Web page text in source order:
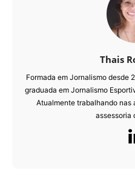
Thais
Formada em Jornalismo desde
graduada em Jornalismo
Atualmente trabalhando nas
assessoria